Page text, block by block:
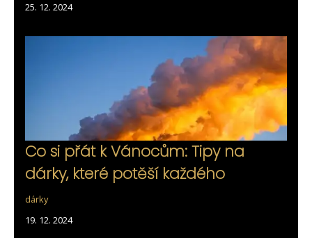
25. 12. 2024
Co si přát k Vánocům: Tipy na
dárky, které potěší každého
dárky
19. 12. 2024